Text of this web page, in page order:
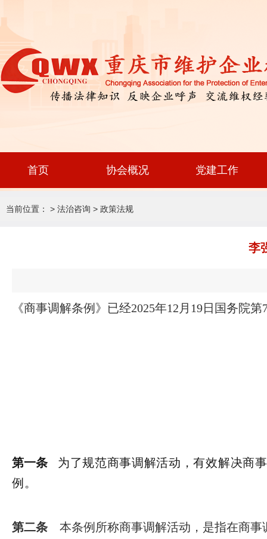
首页 协会概况 党建工作
当前位置： > 法治咨询 > 政策法规
李
《商事调解条例》已经2025年12月19日国务院
第一条
为了规范商事调解活动，有效解决商
例。
第二条 本条例所称商事调解活动，是指在商事